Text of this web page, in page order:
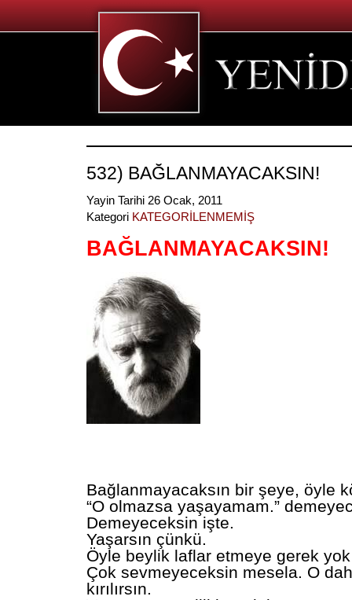
532) BAĞLANMAYACAKSIN!
Yayin Tarihi 26 Ocak, 2011
Kategori KATEGORİLENMEMİŞ
BAĞLANMAYACAKSIN!
Bağlanmayacaksın bir şeye, öyle
“O olmazsa yaşayamam.”
Demeyeceksin işte.
Yaşarsın çünkü.
Öyle beylik laflar etmeye gerek
Çok sevmeyeceksin mesela. O
kırılırsın.